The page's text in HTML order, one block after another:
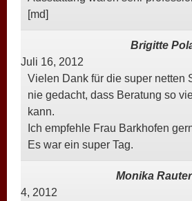
[md]
Brigitte
Juli 16, 2012
Vielen Dank für die super netten
nie gedacht, dass Beratung so
kann.
Ich empfehle Frau Barkhofen
Es war ein super Tag.
Monika
4, 2012